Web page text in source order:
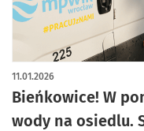
Bieńkowice! W
wody na osiedlu.
11.01.2026